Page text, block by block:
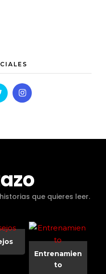
que quieres leer.
Entrenamien
to